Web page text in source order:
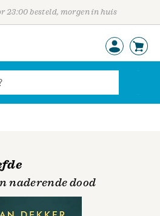
23:00 besteld, morgen in huis
naderende dood